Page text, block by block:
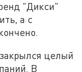
"Дикси"
а с
целый
В